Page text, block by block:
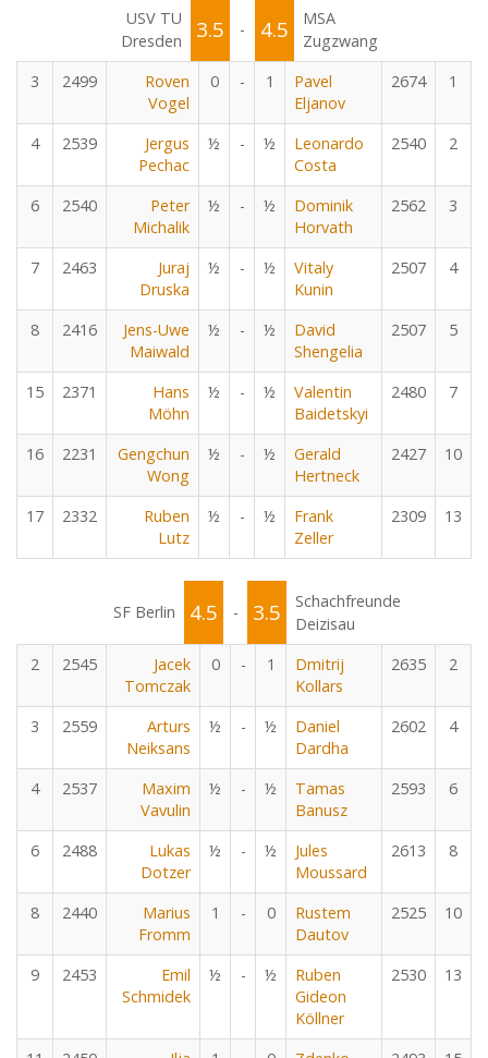
USV TU
Dresden
3.5 - 4.5
MSA
Zugzwang
3
2499
Roven
Vogel
0 - 1
Pavel
Eljanov
2674 1
4 2539
Jergus
Pechac
½ - ½
Leonardo
Costa
2540 2
6 2540
Peter
Michalik
½ - ½
Dominik
Horvath
2562 3
7 2463
Juraj
Druska
½ - ½
Vitaly
Kunin
2507 4
8 2416
Jens-Uwe
Maiwald
½ - ½
David
Shengelia
2507 5
15 2371
Hans
Möhn
½ - ½
Valentin
Baidetskyi
2480 7
16 2231
Gengchun
Wong
½ - ½
Gerald
Hertneck
2427 10
17 2332
Ruben
Lutz
½ - ½
Frank
Zeller
2309 13
SF Berlin 4.5 - 3.5
Schachfreunde
Deizisau
2
2545
Jacek
Tomczak
0 - 1
Dmitrij
Kollars
2635 2
3 2559
Arturs
Neiksans
½ - ½
Daniel
Dardha
2602 4
4 2537
Maxim
Vavulin
½ - ½
Tamas
Banusz
2593 6
6 2488
Lukas
Dotzer
½ - ½
Jules
Moussard
2613 8
8 2440
Marius
Fromm
1 - 0
Rustem
Dautov
2525 10
9 2453
Emil
Schmidek
½ - ½
Ruben
Gideon
Köllner
2530 13